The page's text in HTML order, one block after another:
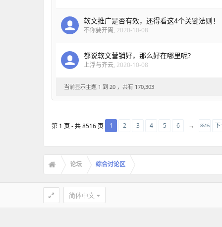
软文推广是否有效，还得看这4个关键法则！
不你要开离, 2020-10-08
都说软文营销好，那么好在哪里呢?
上浮与齐云, 2020-10-08
当前显示主题 1 到 20 ，共有 170,303
第 1 页 - 共 8516 页 1 2 3 4 5 6 → 8516 下
论坛 综合讨论区
简体中文